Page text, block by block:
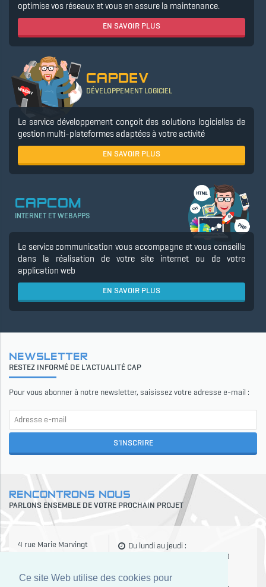
Ce site Web utilise des cookies pour
optimise vos réseaux et vous en assure la maintenance.
EN SAVOIR PLUS
CAPDEV
DÉVELOPPEMENT LOGICIEL
Le service développement conçoit des solutions logicielles de
gestion multi-plateformes adaptées à votre activité
EN SAVOIR PLUS
CAPCOM
INTERNET ET WEBAPPS
Le service communication vous accompagne et vous conseille
dans la réalisation de votre site internet ou de votre
application web
EN SAVOIR PLUS
NEWSLETTER
RESTEZ INFORMÉ DE L'ACTUALITÉ CAP
Pour vous abonner à notre newsletter, saisissez votre adresse e-mail :
S'INSCRIRE
RENCONTRONS NOUS
PARLONS ENSEMBLE DE VOTRE PROCHAIN PROJET
4 rue Marie Marvingt
Du lundi au jeudi :
8h30-12h00 / 13h30-17h30
Le vendredi :